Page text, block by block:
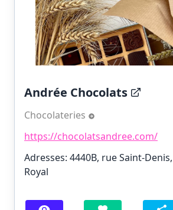
Andrée Chocolats
Chocolateries
https://chocolatsandree.com/
Adresses: 4440B, rue Saint-
Royal